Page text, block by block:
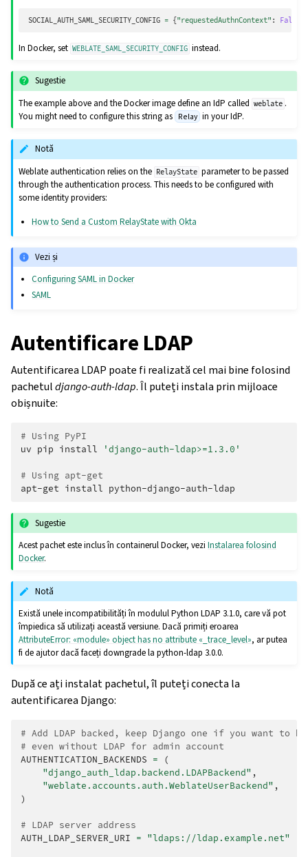
SOCIAL_AUTH_SAML_SECURITY_CONFIG = { "requestedAuthnContext" : False
In Docker, set WEBLATE_SAML_SECURITY_CONFIG instead.
Sugestie
The example above and the Docker image define an IdP called weblate .
You might need to configure this string as Relay in your IdP.
Notă
Weblate authentication relies on the RelayState parameter to be passed
through the authentication process. This needs to be configured with
some identity providers:
How to Send a Custom RelayState with Okta
Vezi și
Configuring SAML in Docker
SAML
Autentificare LDAP
Autentificarea LDAP poate fi realizată cel mai bine folosind
pachetuldjango-auth-ldap. Îl puteți instala prin mijloace
obișnuite:
# Using PyPI
uv pip install 'django-auth-ldap>=1.3.0'
# Using apt-get
apt-get install
Sugestie
Acest pachet este inclus în containerul Docker, veziInstalarea folosind
Docker.
Notă
Există unele incompatibilități în modulul Python LDAP 3.1.0, care vă pot
împiedica să utilizați această versiune. Dacă primiți eroarea
AttributeError: «module» object has no attribute «_trace_level», ar putea
fi de ajutor dacă faceți downgrade la python-ldap 3.0.0.
După ce ați instalat pachetul, îl puteți conecta la
autentificarea Django:
# Add LDAP backed, keep Django one if you want to
# even without LDAP for admin account
AUTHENTICATION_BACKENDS =
(
"django_auth_ldap.backend.LDAPBackend" ,
"weblate.accounts.auth.WeblateUserBackend" ,
)
# LDAP server address
AUTH_LDAP_SERVER_URI = "ldaps://ldap.example.net"